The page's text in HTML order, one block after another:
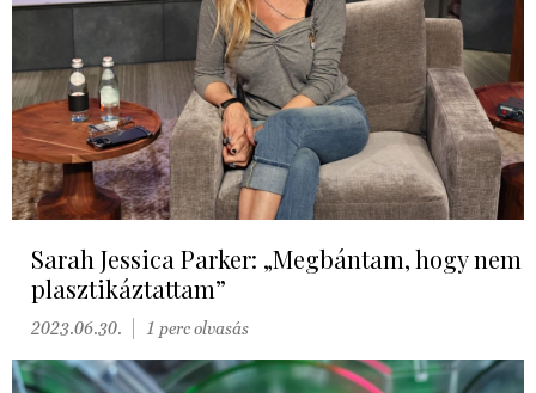
Sarah Jessica Parker: „Megbántam, hogy nem
plasztikáztattam”
2023.06.30. 1 perc olvasás